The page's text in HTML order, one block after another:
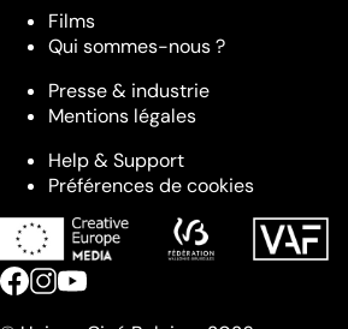
Films
Qui sommes-nous ?
Presse & industrie
Mentions légales
Help & Support
Préférences de cookies